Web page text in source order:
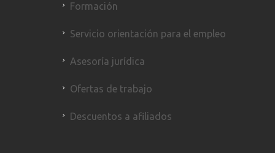
Formación
Servicio orientación para el empleo
Asesoría jurídica
Ofertas de trabajo
Descuentos a afiliados